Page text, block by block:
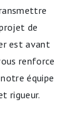
de
est avant
renforce
équipe
rigueur.